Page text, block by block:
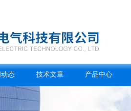
态 技术文章 产品中心